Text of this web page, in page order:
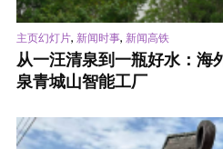
主页幻灯片, 新闻时事, 新闻高铁
从一汪清泉到一瓶好水：海
泉青城山智能工厂